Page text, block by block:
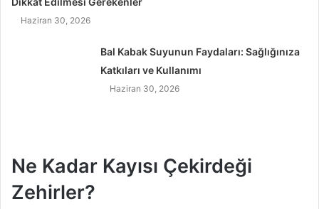
Haziran 30, 2026
Bal Kabak Suyunun Faydaları: Sağlığınıza
Katkıları ve Kullanımı
Haziran 30, 2026
Ne Kadar Kayısı Çekirdeği
Zehirler?